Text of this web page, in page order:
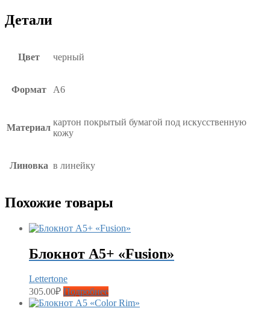
Детали
Цвет черный
Формат А6
Материал
картон покрытый бумагой под искусственную
кожу
Линовка в линейку
Похожие товары
Блокнот А5+ «Fusion»
Lettertone
305.00₽ Подробнее